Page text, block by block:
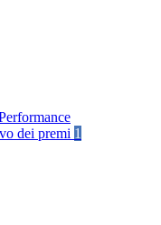
dei premi 1